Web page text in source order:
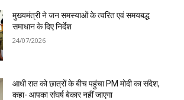
मुख्यमंत्री ने जन समस्याओं के त्वरित एवं समयबद्ध
समाधान के दिए निर्देश
24/07/2026
आधी रात को छात्रों के बीच पहुंचा PM मोदी का संदेश,
कहा- आपका संघर्ष बेकार नहीं जाएगा